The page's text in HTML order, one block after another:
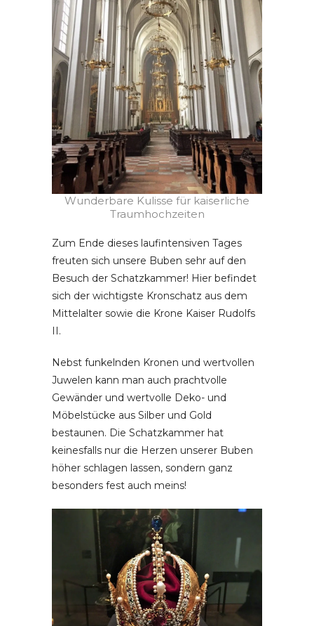
Wunderbare Kulisse für kaiserliche
Traumhochzeiten
Zum Ende dieses laufintensiven Tages
freuten sich unsere Buben sehr auf den
Besuch der Schatzkammer! Hier befindet
sich der wichtigste Kronschatz aus dem
Mittelalter sowie die Krone Kaiser Rudolfs
II.
Nebst funkelnden Kronen und wertvollen
Juwelen kann man auch prachtvolle
Gewänder und wertvolle Deko- und
Möbelstücke aus Silber und Gold
bestaunen. Die Schatzkammer hat
keinesfalls nur die Herzen unserer Buben
höher schlagen lassen, sondern ganz
besonders fest auch meins!